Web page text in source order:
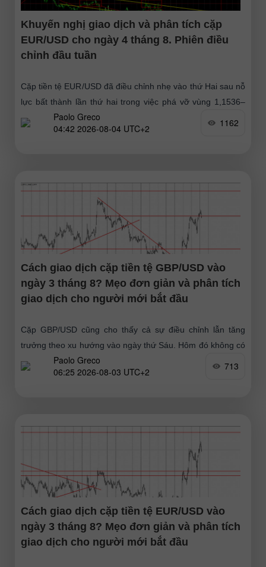
Khuyến nghị giao dịch và phân tích cặp
EUR/USD cho ngày 4 tháng 8. Phiên điều
chỉnh đầu tuần
Cặp tiền tệ EUR/USD đã điều chỉnh nhẹ vào thứ Hai sau nỗ
lực bất thành lần thứ hai trong việc phá vỡ vùng 1,1536–
1,1542. Tuần trước, đồng tiền châu
Paolo Greco
04:42 2026-08-04 UTC+2
1162
Cách giao dịch cặp tiền tệ GBP/USD vào
ngày 3 tháng 8? Mẹo đơn giản và phân tích
giao dịch cho người mới bắt đầu
Cặp GBP/USD cũng cho thấy cả sự điều chỉnh lẫn tăng
trưởng theo xu hướng vào ngày thứ Sáu. Hôm đó không có
sự kiện quan trọng
Paolo Greco
06:25 2026-08-03 UTC+2
713
Cách giao dịch cặp tiền tệ EUR/USD vào
ngày 3 tháng 8? Mẹo đơn giản và phân tích
giao dịch cho người mới bắt đầu